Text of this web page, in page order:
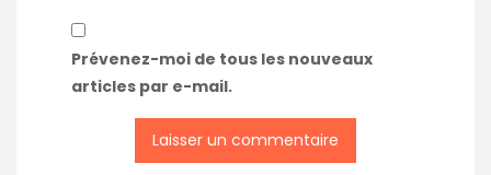
Prévenez-moi de tous les nouveaux
articles par e-mail.